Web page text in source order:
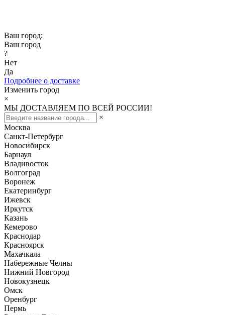
Ваш город:
Ваш город
?
Нет
Да
Подробнее о доставке
Изменить город
×
МЫ ДОСТАВЛЯЕМ ПО ВСЕЙ РОССИИ!
×
Москва
Санкт-Петербург
Новосибирск
Барнаул
Владивосток
Волгоград
Воронеж
Екатеринбург
Ижевск
Иркутск
Казань
Кемерово
Краснодар
Красноярск
Махачкала
Набережные Челны
Нижний Новгород
Новокузнецк
Омск
Оренбург
Пермь